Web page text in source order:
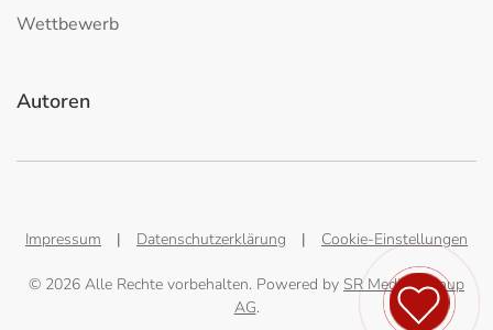
Wettbewerb
Autoren
Impressum | Datenschutzerklärung | Cookie-Einstellungen
© 2026 Alle Rechte vorbehalten. Powered by SR Medien Group
AG.